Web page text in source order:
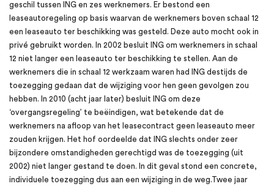
geschil tussen ING en zes werknemers. Er bestond een
leaseautoregeling op basis waarvan de werknemers boven schaal 12
een leaseauto ter beschikking was gesteld. Deze auto mocht ook in
privé gebruikt worden. In 2002 besluit ING om werknemers in schaal
12 niet langer een leaseauto ter beschikking te stellen. Aan de
werknemers die in schaal 12 werkzaam waren had ING destijds de
toezegging gedaan dat de wijziging voor hen geen gevolgen zou
hebben. In 2010 (acht jaar later) besluit ING om deze
‘overgangsregeling’ te beëindigen, wat betekende dat de
werknemers na afloop van het leasecontract geen leaseauto meer
zouden krijgen. Het hof oordeelde dat ING slechts onder zeer
bijzondere omstandigheden gerechtigd was de toezegging (uit
2002) niet langer gestand te doen. In dit geval stond een concrete,
individuele toezegging dus aan een wijziging in de weg.Twee jaar